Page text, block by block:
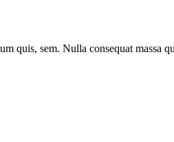
quis, sem. Nulla consequat massa